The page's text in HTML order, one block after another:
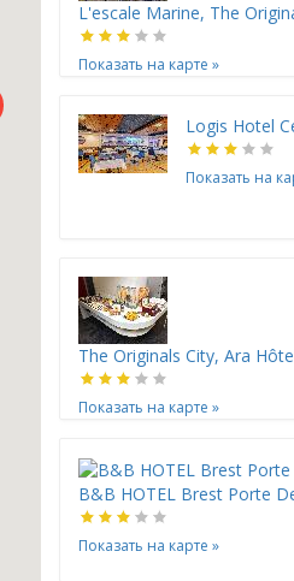
L'escale Marine, The
Показать на карте »
Logis Hotel
Показать на
The Originals City, Ara
Показать на карте »
B&B HOTEL Brest Porte
Показать на карте »